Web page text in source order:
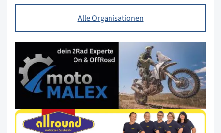
Alle Organisationen